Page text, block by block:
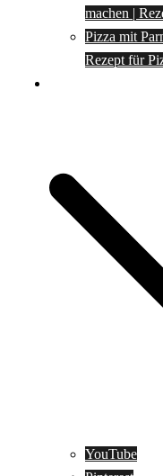
machen |
Pizza mit
Rezept für
YouTube